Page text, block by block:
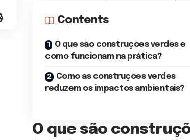
Contents
O que são construções verdes e
como funcionam na prática?
Como as construções verdes
reduzem os impactos ambientais?
O que são